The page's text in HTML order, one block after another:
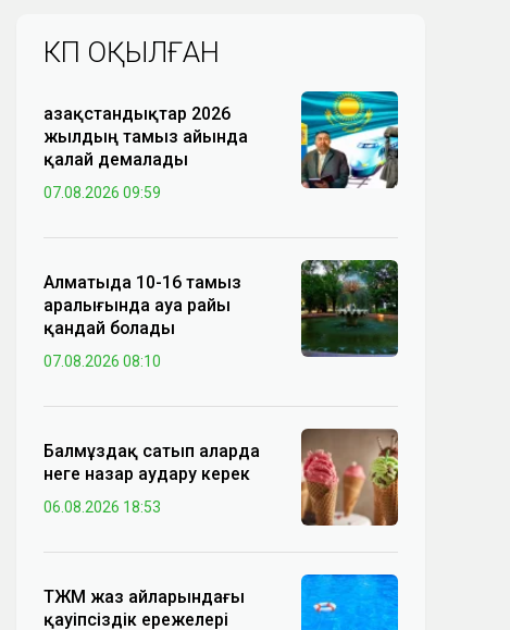
КӨП ОҚЫЛҒАН
Қазақстандықтар 2026
жылдың тамыз айында
қалай демалады
07.08.2026 09:59
Алматыда 10-16 тамыз
аралығында ауа райы
қандай болады
07.08.2026 08:10
Балмұздақ сатып аларда
неге назар аудару керек
06.08.2026 18:53
ТЖМ жаз айларындағы
қауіпсіздік ережелері